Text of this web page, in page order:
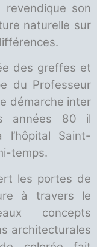
son
naturelle sur
des greffes et
du Professeur
démarche inter
années 80 il
Saint-
temps.
les portes de
à travers le
concepts
architecturales